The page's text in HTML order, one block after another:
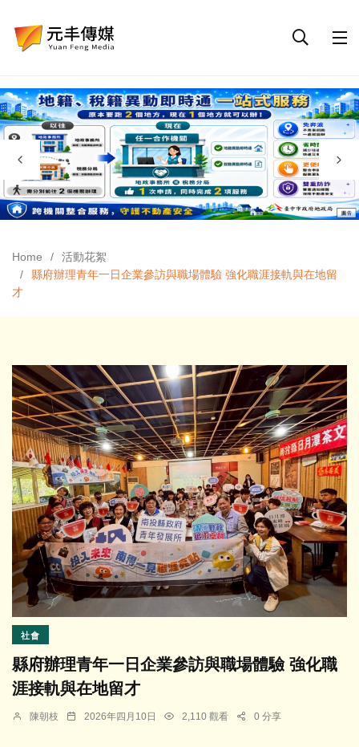
Home
活動花絮
縣府辦理青年一日企業參訪與職場體驗 強化職涯接軌與在地留
才
社會
縣府辦理青年一日企業參訪與職場體驗 強化職
涯接軌與在地留才
陳朝枝 2026年四月10日 2,110 觀看 0 分享